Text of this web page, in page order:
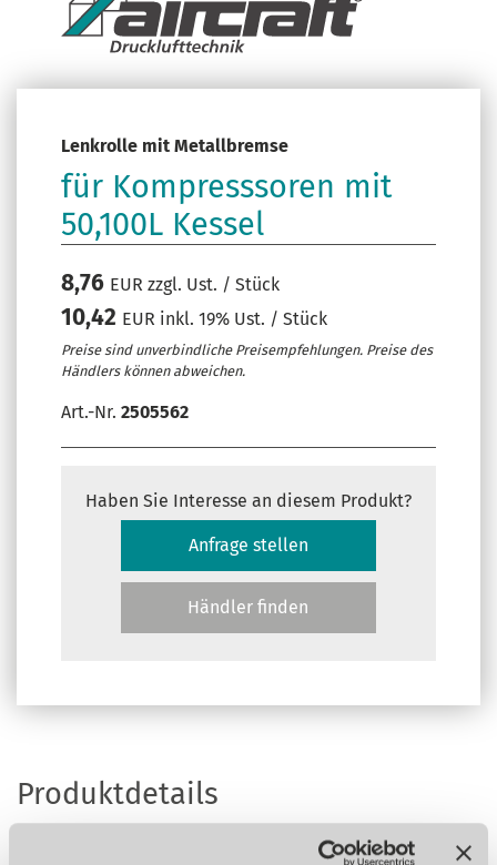
Lenkrolle mit Metallbremse
für Kompresssoren mit
50,100L Kessel
8,76 EUR zzgl. Ust. / Stück
10,42 EUR inkl. 19% Ust. / Stück
Preise sind unverbindliche Preisempfehlungen. Preise des
Händlers können abweichen.
Art.-Nr. 2505562
Haben Sie Interesse an diesem Produkt?
Anfrage stellen
Händler finden
Produktdetails